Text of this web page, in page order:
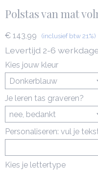
Polstas van mat
€ 143,99 (inclusief btw 21%)
Levertijd 2-6
Kies jouw kleur
Je leren tas graveren?
Personaliseren: vul je
Kies je lettertype